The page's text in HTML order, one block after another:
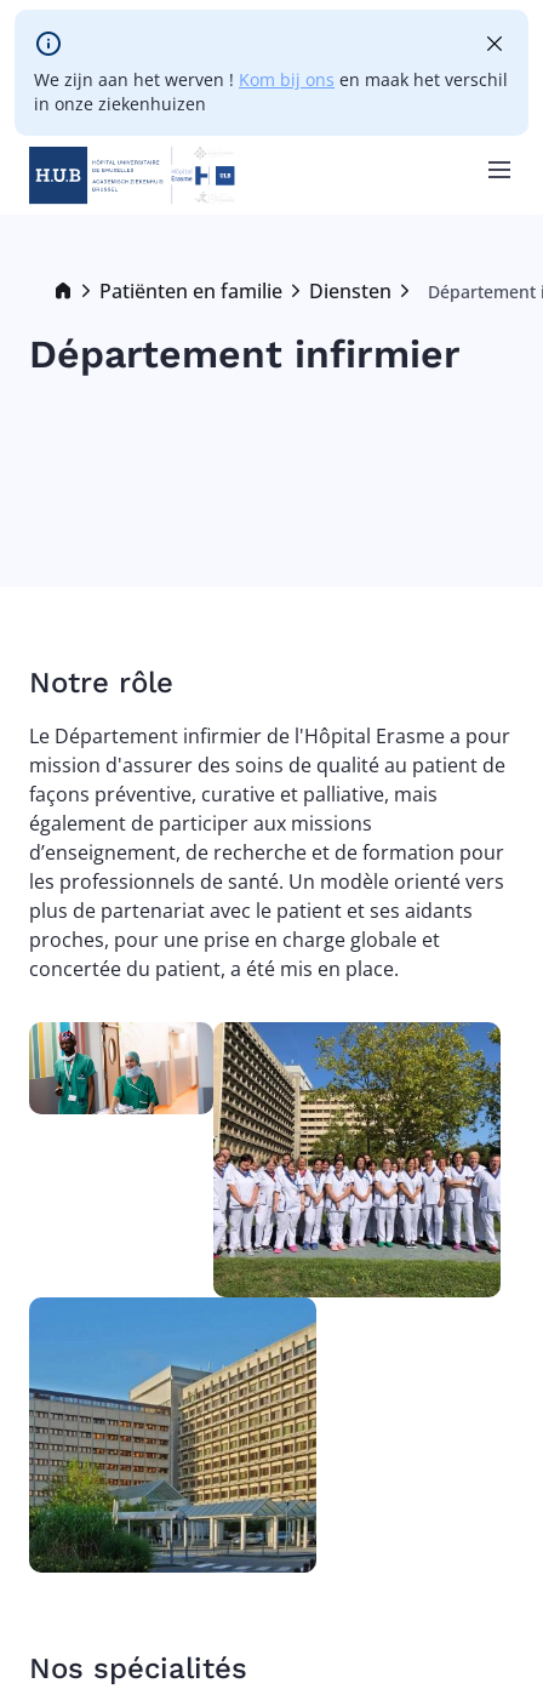
Skip to main content
We zijn aan het werven ! Kom bij ons en maak het verschil
in onze ziekenhuizen
Breadcrumb
Patiënten en familie Diensten
Current:
Département infirmier
Notre rôle
Le Département infirmier de l'Hôpital Erasme a pour
mission d'assurer des soins de qualité au patient de
façons préventive, curative et palliative, mais
également de participer aux missions
d’enseignement, de recherche et de formation pour
les professionnels de santé. Un modèle orienté vers
plus de partenariat avec le patient et ses aidants
proches, pour une prise en charge globale et
concertée du patient, a été mis en place.
Image
Image
Nos spécialités